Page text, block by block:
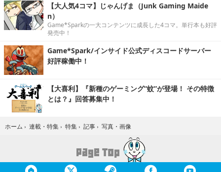
【大人気4コマ】じゃんげま（Junk Gaming Maide
n）
Game*Sparkの一大コンテンツに成長した4コマ。単行本も好評
発売中！
Game*Spark/インサイド公式ディスコードサーバー
好評稼働中！
【大喜利】『新種のゲーミング“蚊”が登場！ その特徴
とは？』回答募集中！
ホーム › 連載・特集 › 特集 › 記事 › 写真・画像